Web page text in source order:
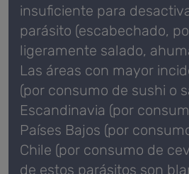
insuficiente para
parásito (escabechado,
ligeramente salado,
Las áreas con mayor
(por consumo de sushi o
Escandinavia (por
Países Bajos (por
Chile (por consumo de
de estos parásitos son